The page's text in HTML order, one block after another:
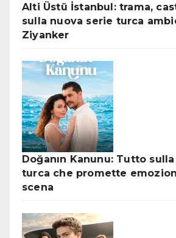
Alti Üstü İstanbul: trama,
sulla nuova serie turca
Ziyanker
Doğanın Kanunu: Tutto
turca che promette
scena